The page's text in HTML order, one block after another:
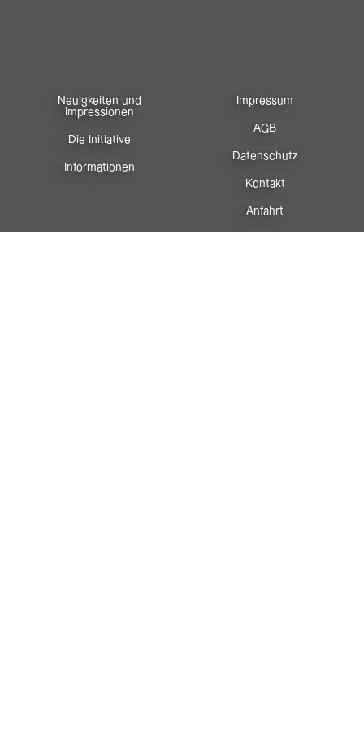
Neuigkeiten und
Impressionen
Die Initiative
Informationen
Impressum
AGB
Datenschutz
Kontakt
Anfahrt